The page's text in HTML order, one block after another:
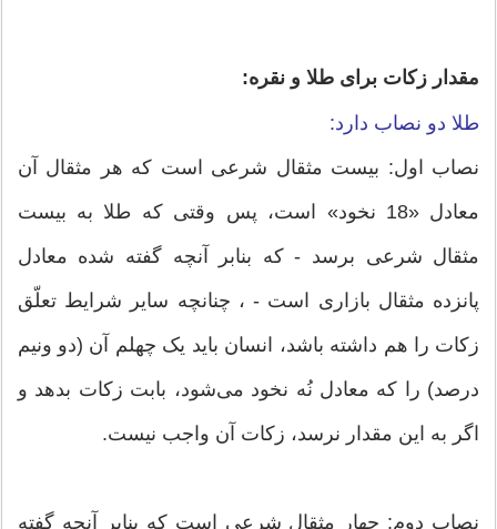
مقدار زکات برای طلا و نقره:
طلا دو نصاب دارد:
نصاب اول: بیست مثقال شرعی است كه هر مثقال آن
معادل «18 نخود» است، پس وقتی كه طلا به بیست
مثقال شرعی برسد - كه بنابر آنچه گفته شده معادل
پانزده مثقال بازاری است - ، چنانچه سایر شرایط تعلّق
زکات را هم داشته باشد، انسان باید یک چهلم آن (دو ونیم
درصد) را كه معادل نُه نخود می‌شود، بابت زكات بدهد و
اگر به این مقدار نرسد، زكات آن واجب نیست.
نصاب دوم: چهار مثقال شرعی است كه بنابر آنچه گفته